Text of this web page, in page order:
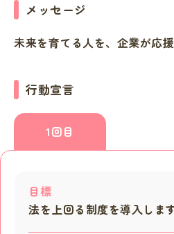
メッセージ
未来を育てる人を、企業が応援
行動宣言
1回目
目標
法を上回る制度を導入します